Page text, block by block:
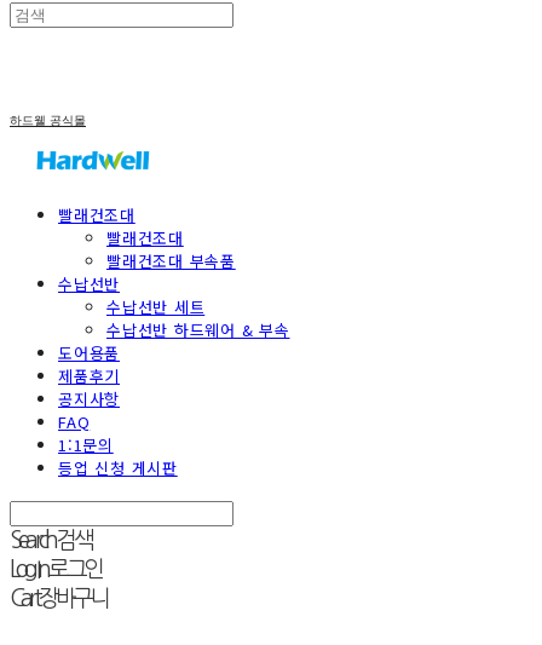
하드웰 공식몰
빨래건조대
빨래건조대
빨래건조대 부속품
수납선반
수납선반 세트
수납선반 하드웨어 & 부속
도어용품
제품후기
공지사항
FAQ
1:1문의
등업 신청 게시판
Search검색
Log In로그인
Cart장바구니